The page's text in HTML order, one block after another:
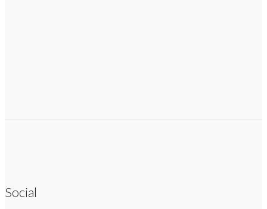
Social